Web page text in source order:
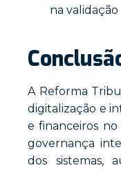
na validação
A Reforma
digitalização e
e financeiros no
governança
dos sistemas,